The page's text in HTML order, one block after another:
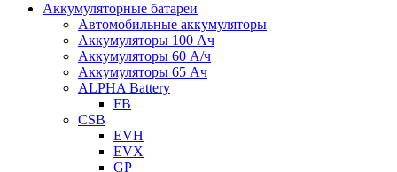
Аккумуляторные батареи
Автомобильные аккумуляторы
Аккумуляторы 100 Ач
Аккумуляторы 60 А/ч
Аккумуляторы 65 Ач
ALPHA Battery
FB
CSB
EVH
EVX
GP